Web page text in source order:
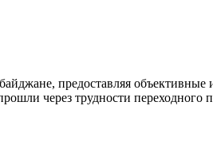
предоставляя
через трудности